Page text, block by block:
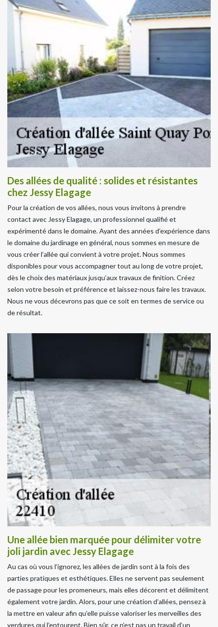
Des allées de qualité : solides et résistantes
chez Jessy Elagage
Pour la création de vos allées, nous vous invitons à prendre
contact avec Jessy Elagage, un professionnel qualifié et
expérimenté dans le domaine. Ayant des années d’expérience dans
le domaine du jardinage en général, nous sommes en mesure de
vous créer l’allée qui convient à votre projet. Nous sommes
disponibles pour vous accompagner tout au long de votre projet,
dès le choix des matériaux jusqu’aux travaux de finition. Créez
selon votre besoin et préférence et laissez-nous faire les travaux.
Nous ne vous décevrons pas que ce soit en termes de service ou
de résultat.
Une allée bien marquée pour délimiter votre
joli jardin avec Jessy Elagage
Au cas où vous l’ignorez, les allées de jardin sont à la fois des
parties pratiques et esthétiques. Elles ne servent pas seulement
de passage pour les promeneurs, mais elles décorent et délimitent
également votre jardin. Alors, pour une création d’allées, pensez à
la mettre en valeur afin qu’elle puisse valoriser les merveilles des
verdures qui l’entourent. Bien sûr, ce n’est pas un travail d’un